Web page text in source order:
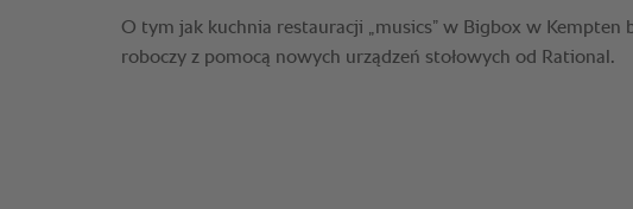
O tym jak kuchnia restauracji „musics” w Bigbox w Kempten
roboczy z pomocą nowych urządzeń stołowych od Rational.